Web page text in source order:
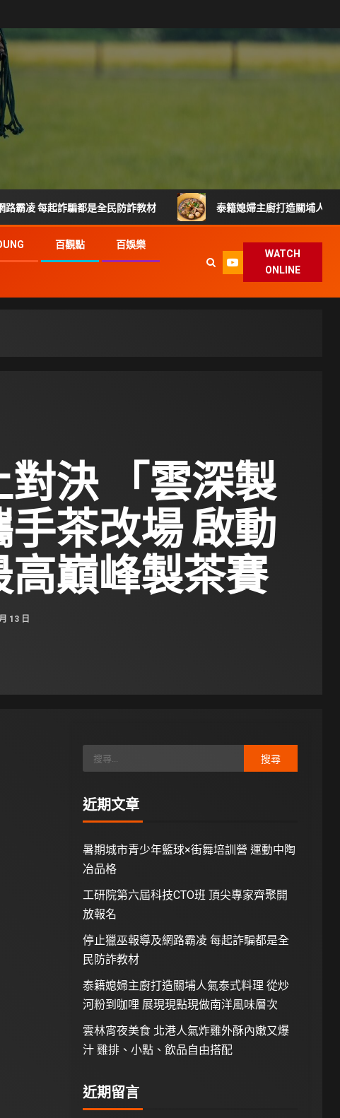
詐騙都是全民防詐教材 泰籍媳婦主廚打造關埔人氣泰式料理
百觀點 百娛樂
WATCH
ONLINE
對決 「雲深製
茶改場 啟動
高巔峰製茶賽
13 日
近期文章
暑期城市青少年籃球×街舞培訓營 運動中陶
冶品格
工研院第六屆科技CTO班 頂尖專家齊聚開
放報名
停止獵巫報導及網路霸凌 每起詐騙都是全
民防詐教材
泰籍媳婦主廚打造關埔人氣泰式料理 從炒
河粉到咖哩 展現現點現做南洋風味層次
雲林宵夜美食 北港人氣炸雞外酥內嫩又爆
汁 雞排、小點、飲品自由搭配
近期留言